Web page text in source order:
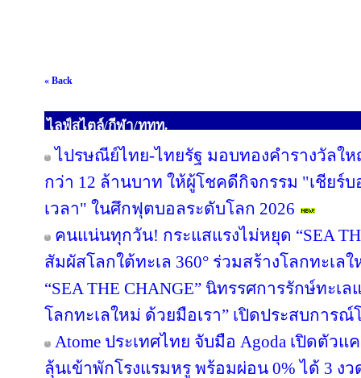
« Back
ไลฟ์สไตล์/กีฬา/ททท.
ไปรษณีย์ไทย-ไทยรัฐ มอบทองคำรางวัลใ
กว่า 12 ล้านบาท ให้ผู้โชคดีกิจกรรม "เชียร์
เวลา" ในศึกฟุตบอลระดับโลก 2026
คนแน่นทุกวัน! กระแสแรงไม่หยุด “SEA
สัมผัสโลกใต้ทะเล 360° ร่วมสร้างโลกทะเล
“SEA THE CHANGE” นิทรรศการรักษ์ทะเ
โลกทะเลใหม่ ด้วยมือเรา” เปิดประสบการณ์
Atome ประเทศไทย จับมือ Agoda เปิดตั
ลุ้นเข้าพักโรงแรมหรู พร้อมผ่อน 0% ได้ 3 ง